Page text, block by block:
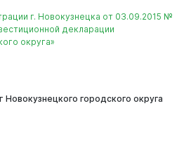
г. Новокузнецка от 03.09.2015 №
декларации
округа»
городского округа